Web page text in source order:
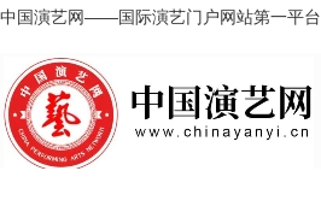
中国演艺网——国际演艺门户网站第一平台